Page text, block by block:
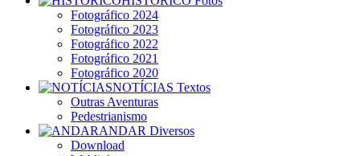
Fotográfico 2024
Fotográfico 2023
Fotográfico 2022
Fotográfico 2021
Fotográfico 2020
NOTÍCIAS Textos
Outras Aventuras
Pedestrianismo
ANDAR Diversos
Download